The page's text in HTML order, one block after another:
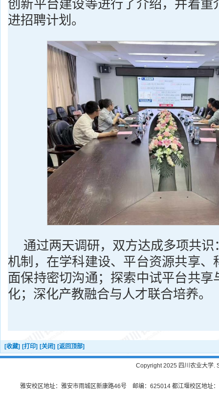
创新平台建设等进行了介绍，并着重
进招聘计划。
通过两天调研，双方达成多项共
机制，在学科建设、平台资源共享、
面保持密切沟通；探索中试平台共享
化；深化产教融合与人才联合培养。
[收藏] [打印] [关闭] [返回顶部]
Copyright 2025 四川农业大学.
雅安校区地址：雅安市雨城区新康路46号 邮编：625014 都江堰校区地址